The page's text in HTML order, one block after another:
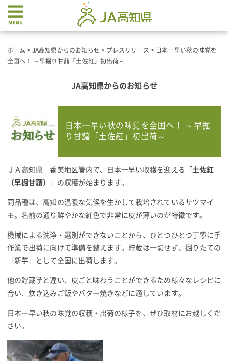
ホーム > JA高知県からのお知らせ > プレスリリース >
日本一早い秋の味覚を
全国へ！ ～早掘り甘藷「土佐紅」初出荷～
JA高知県からのお知らせ
日本一早い秋の味覚を全国へ！ ～早掘
り甘藷「土佐紅」初出荷～
ＪＡ高知県 香美地区管内で、日本一早い収穫を迎える「 土佐紅
（早掘甘藷） 」の収穫が始まります。
同品種は、高知の温暖な気候を生かして栽培されているサツマイ
モ。名前の通り鮮やかな紅色で非常に皮が薄いのが特徴です。
機械による洗浄・選別ができないことから、ひとつひとつ丁寧に手
作業で出荷に向けて準備を整えます。貯蔵は一切せず、掘りたての
「新芋」として全国に出荷します。
他の貯蔵芋と違い、皮ごと味わうことができるため様々なレシピに
合い、炊き込みご飯やバター焼きなどに適しています。
日本一早い秋の味覚の収穫・出荷の様子を、ぜひ取材にお越しくだ
さい。